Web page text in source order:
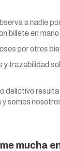
a nadie
billete en mano.
por otros
trazabilidad
delictivo
somos
mucha